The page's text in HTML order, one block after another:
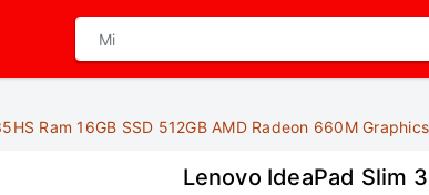
Ram 16GB SSD 512GB AMD Radeon 660M
Lenovo IdeaPad Slim